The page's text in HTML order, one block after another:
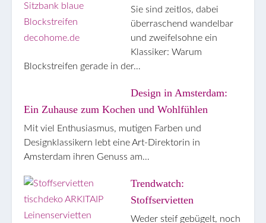
Sie sind zeitlos, dabei
überraschend wandelbar
und zweifelsohne ein
Klassiker: Warum
Blockstreifen gerade in der…
Design in Amsterdam:
Ein Zuhause zum Kochen und Wohlfühlen
Mit viel Enthusiasmus, mutigen Farben und
Designklassikern lebt eine Art-Direktorin in
Amsterdam ihren Genuss am…
Trendwatch:
Stoffservietten
Weder steif gebügelt, noch